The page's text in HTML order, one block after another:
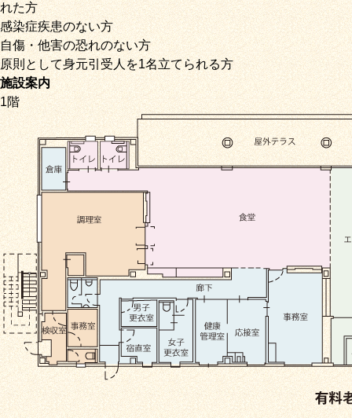
れた方
感染症疾患のない方
自傷・他害の恐れのない方
原則として身元引受人を1名立てられる方
施設案内
1階